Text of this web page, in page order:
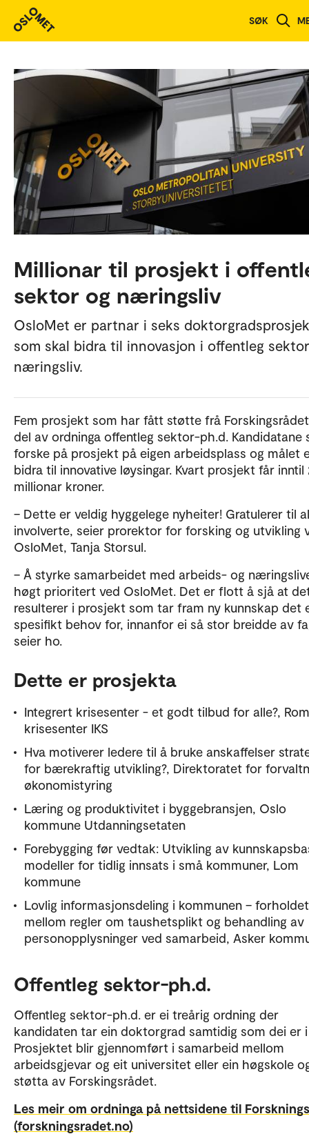
SØK
Millionar til prosjekt i
sektor og næringsliv
OsloMet er partnar i seks
som skal bidra til innovasjon i offentleg
næringsliv.
Fem prosjekt som har fått støtte frå
del av ordninga offentleg sektor-ph.d. Kandidatane
forske på prosjekt på eigen arbeidsplass og målet
bidra til innovative løysingar. Kvart prosjekt får inntil
millionar kroner.
– Dette er veldig hyggelege nyheiter! Gratulerer til
involverte, seier prorektor for forsking og utvikling
OsloMet, Tanja Storsul.
– Å styrke samarbeidet med arbeids- og
høgt prioritert ved OsloMet. Det er flott å sjå at
resulterer i prosjekt som tar fram ny kunnskap det
spesifikt behov for, innanfor ei så stor breidde av
seier ho.
Dette er prosjekta
Integrert krisesenter - et godt tilbud for alle?,
krisesenter IKS
Hva motiverer ledere til å bruke anskaffelser
for bærekraftig utvikling?, Direktoratet for
økonomistyring
Læring og produktivitet i byggebransjen, Oslo
kommune Utdanningsetaten
Forebygging før vedtak: Utvikling av
modeller for tidlig innsats i små kommuner, Lom
kommune
Lovlig informasjonsdeling i kommunen – forholdet
mellom regler om taushetsplikt og behandling av
personopplysninger ved samarbeid, Asker
Offentleg sektor-ph.d.
Offentleg sektor-ph.d. er ei treårig ordning der
kandidaten tar ein doktorgrad samtidig som dei er
Prosjektet blir gjennomført i samarbeid mellom
arbeidsgjevar og eit universitet eller ein høgskole
støtta av Forskingsrådet.
Les meir om ordninga på nettsidene til
(forskningsradet.no)